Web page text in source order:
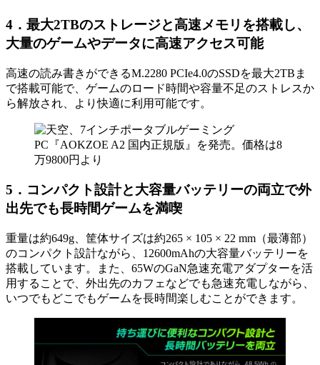
4．最大2TBのストレージと高速メモリを搭載し、
大量のゲームやデータに高速アクセス可能
高速の読み書きができるM.2280 PCIe4.0のSSDを最大2TBま
で搭載可能で、ゲームのロード時間や容量不足のストレスか
ら解放され、より快適に利用可能です。
5．コンパクト設計と大容量バッテリーの両立で外
出先でも長時間ゲームを満喫
重量は約649g、筐体サイズは約265 × 105 × 22 mm（最薄部）
のコンパクト設計ながら、12600mAhの大容量バッテリーを
搭載しています。また、65WのGaN急速充電アダプターを活
用することで、外出先のカフェなどでも急速充電しながら、
いつでもどこでもゲームを長時間楽しむことができます。